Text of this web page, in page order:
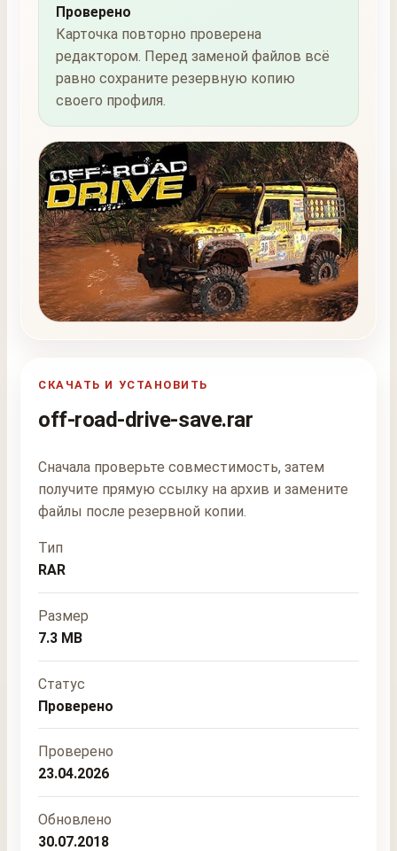
Проверено
Карточка повторно проверена
редактором. Перед заменой файлов всё
равно сохраните резервную копию
своего профиля.
СКАЧАТЬ И УСТАНОВИТЬ
off-road-drive-save.rar
Сначала проверьте совместимость, затем
получите прямую ссылку на архив и замените
файлы после резервной копии.
Тип
RAR
Размер
7.3 MB
Статус
Проверено
Проверено
23.04.2026
Обновлено
30.07.2018